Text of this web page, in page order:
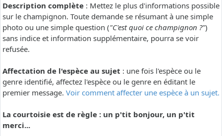
Description complète : Mettez le plus d'informations possible
sur le champignon. Toute demande se résumant à une simple
photo ou une simple question ("C'est quoi ce champignon ?")
sans indice et information supplémentaire, pourra se voir
refusée.
Affectation de l'espèce au sujet : une fois l'espèce ou le
genre identifié, affectez l'espèce ou le genre en éditant le
premier message. Voir comment affecter une espèce à un sujet.
La courtoisie est de règle : un p'tit bonjour, un p'tit
merci...